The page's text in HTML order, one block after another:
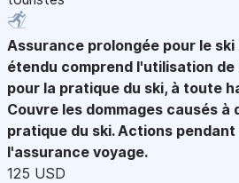
Assurance prolongée pour le ski
étendu comprend l'utilisation
pour la pratique du ski, à toute
Couvre les dommages causés à
pratique du ski. Actions
l'assurance voyage.
125 USD